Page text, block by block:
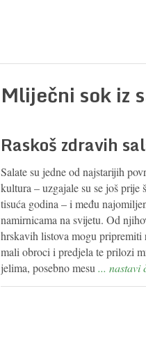
Mliječni sok iz
Raskoš zdravih
Salate su jedne od najstarijih
kultura – uzgajale su se još prije
tisuća godina – i među
namirnicama na svijetu. Od
hrskavih listova mogu pripremiti
mali obroci i predjela te prilozi
jelima, posebno mesu... nastavi